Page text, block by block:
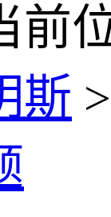
前
斯 >